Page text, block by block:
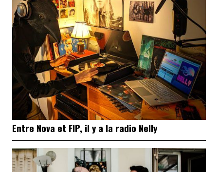
Entre Nova et FIP, il y a la radio Nelly